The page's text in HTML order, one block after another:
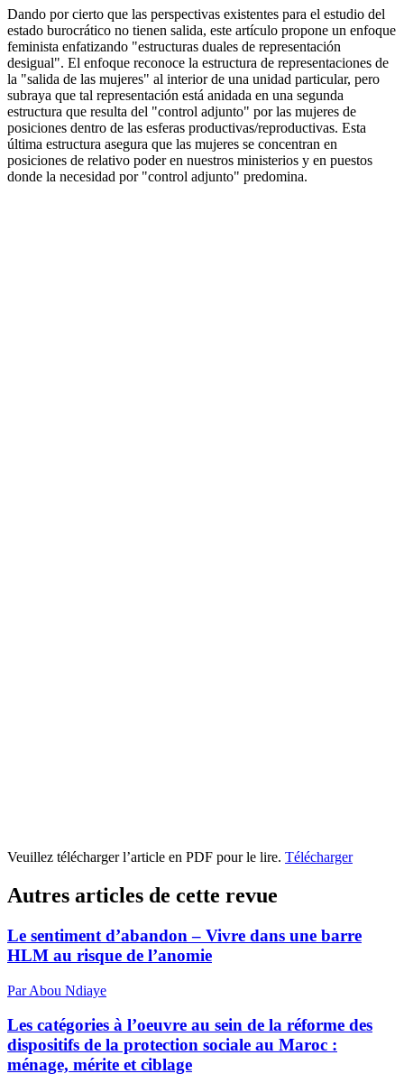
Dando por cierto que las perspectivas existentes para el estudio del
estado burocrático no tienen salida, este artículo propone un enfoque
feminista enfatizando "estructuras duales de representación
desigual". El enfoque reconoce la estructura de representaciones de
la "salida de las mujeres" al interior de una unidad particular, pero
subraya que tal representación está anidada en una segunda
estructura que resulta del "control adjunto" por las mujeres de
posiciones dentro de las esferas productivas/reproductivas. Esta
última estructura asegura que las mujeres se concentran en
posiciones de relativo poder en nuestros ministerios y en puestos
donde la necesidad por "control adjunto" predomina.
Veuillez télécharger l’article en PDF pour le lire. Télécharger
Autres articles de cette revue
Le sentiment d’abandon – Vivre dans une barre
HLM au risque de l’anomie
Par Abou Ndiaye
Les catégories à l’oeuvre au sein de la réforme des
dispositifs de la protection sociale au Maroc :
ménage, mérite et ciblage